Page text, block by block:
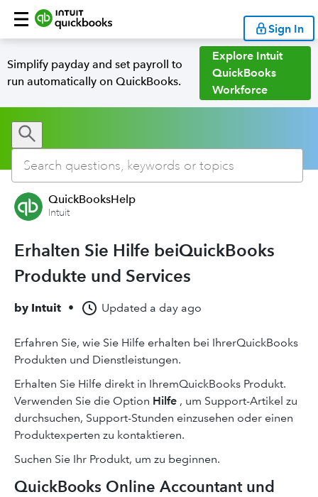
Sign In
Simplify payday and set payroll to
run automatically on QuickBooks.
Explore Intuit
QuickBooks
Workforce
QuickBooksHelp
Intuit
Erhalten Sie Hilfe beiQuickBooks
Produkte und Services
by Intuit • Updated a day ago
Erfahren Sie, wie Sie Hilfe erhalten bei IhrerQuickBooks
Produkten und Dienstleistungen.
Erhalten Sie Hilfe direkt in IhremQuickBooks Produkt.
Verwenden Sie die Option Hilfe , um Support-Artikel zu
durchsuchen, Support-Stunden einzusehen oder einen
Produktexperten zu kontaktieren.
Suchen Sie Ihr Produkt, um zu beginnen.
QuickBooks Online Accountant und